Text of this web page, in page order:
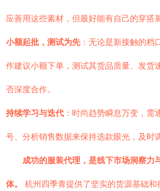
应善用这些素材，但最好能有自己的穿搭
小额起批，测试为先 ：无论是新接触的档
作建议小额下单，测试其货品质量、发货
否深度合作。
持续学习与迭代 ：时尚趋势瞬息万变，需
号、分析销售数据来保持选款眼光，及时
成功的服装代理，是线下市场洞察力
体。 杭州四季青提供了坚实的货源基础和